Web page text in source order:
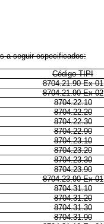
a seguir especificados:
Código TIPI
8704.21.90 Ex 01
8704.21.90 Ex 02
8704.22.10
8704.22.20
8704.22.30
8704.22.90
8704.23.10
8704.23.20
8704.23.30
8704.23.90
8704.23.90 Ex 01
8704.31.10
8704.31.20
8704.31.30
8704.31.90